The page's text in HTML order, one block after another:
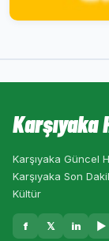
Karşıyaka
Karşıyaka Güncel
Karşıyaka Son
Kültür
f 𝕏 in ▶